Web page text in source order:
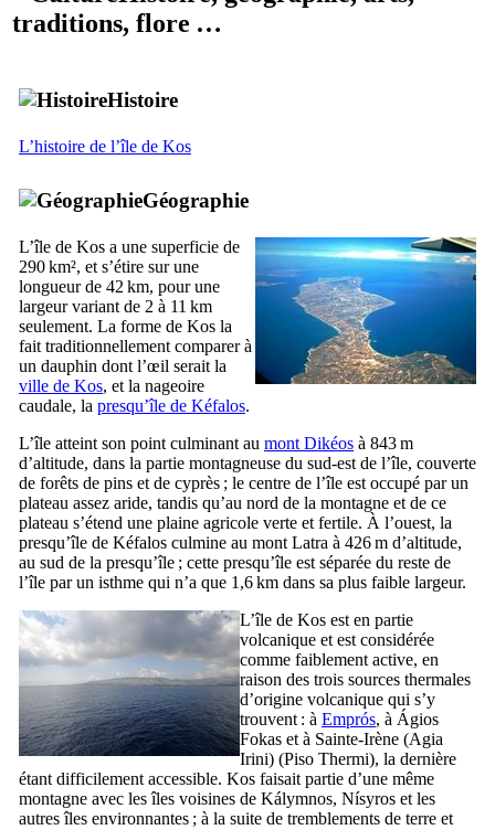
traditions, flore …
Histoire
L’histoire de l’île de Kos
Géographie
L’île de Kos a une superficie de
290 km², et s’étire sur une
longueur de 42 km, pour une
largeur variant de 2 à 11 km
seulement. La forme de Kos la
fait traditionnellement comparer à
un dauphin dont l’œil serait la
ville de Kos, et la nageoire
caudale, la presqu’île de Kéfalos.
L’île atteint son point culminant au mont Dikéos à 843 m
d’altitude, dans la partie montagneuse du sud-est de l’île, couverte
de forêts de pins et de cyprès ; le centre de l’île est occupé par un
plateau assez aride, tandis qu’au nord de la montagne et de ce
plateau s’étend une plaine agricole verte et fertile. À l’ouest, la
presqu’île de Kéfalos culmine au mont Latra à 426 m d’altitude,
au sud de la presqu’île ; cette presqu’île est séparée du reste de
l’île par un isthme qui n’a que 1,6 km dans sa plus faible largeur.
L’île de Kos est en partie
volcanique et est considérée
comme faiblement active, en
raison des trois sources thermales
d’origine volcanique qui s’y
trouvent : à Emprós, à Ágios
Fokas et à Sainte-Irène (Agia
Irini) (Piso Thermi), la dernière
étant difficilement accessible. Kos faisait partie d’une même
montagne avec les îles voisines de Kálymnos, Nísyros et les
autres îles environnantes ; à la suite de tremblements de terre et